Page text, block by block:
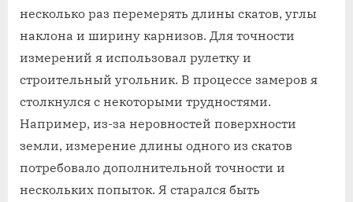
несколько раз перемерять длины скатов, углы
наклона и ширину карнизов. Для точности
измерений я использовал рулетку и
строительный угольник. В процессе замеров я
столкнулся с некоторыми трудностями.
Например, из-за неровностей поверхности
земли, измерение длины одного из скатов
потребовало дополнительной точности и
нескольких попыток. Я старался быть